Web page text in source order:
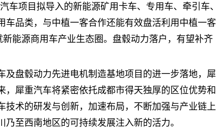
车项目拟导入的新能源矿用卡车、专用车、牵引车、
车品类，与中植一客合作还能有效盘活利用中植一客
能源商用车产业生态圈。盘毂动力落户，有望补齐
及盘毂动力先进电机制造基地项目的进一步落地，犀
，犀重汽车将紧密依托成都市得天独厚的区位优势和
技术的研发与创新，加速布局，不断加强与产业链上
乃至西南地区的可持续发展注入新的活力。